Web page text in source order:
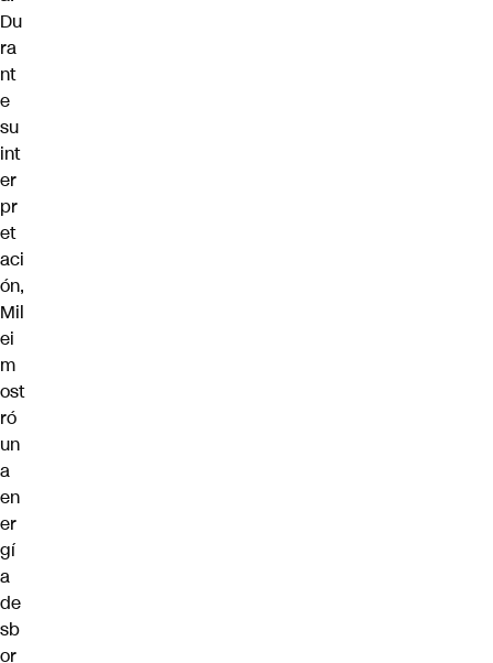
Du
ra
nt
e
su
int
er
pr
et
aci
ón,
Mil
ei
m
ost
ró
un
a
en
er
gí
a
de
sb
or